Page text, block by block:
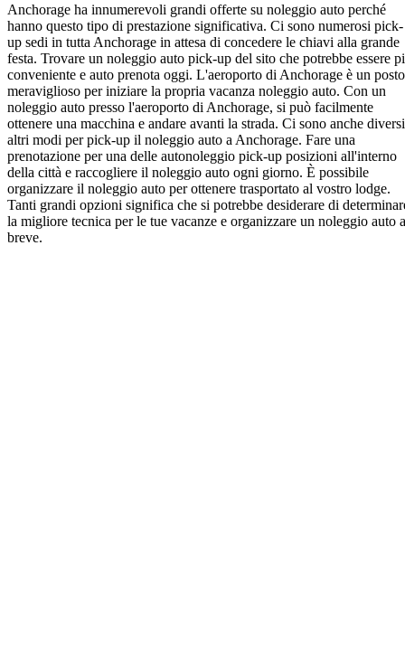
Anchorage ha innumerevoli grandi offerte su noleggio auto perché
hanno questo tipo di prestazione significativa. Ci sono numerosi pick-
up sedi in tutta Anchorage in attesa di concedere le chiavi alla grande
festa. Trovare un noleggio auto pick-up del sito che potrebbe essere
conveniente e auto prenota oggi. L'aeroporto di Anchorage è un posto
meraviglioso per iniziare la propria vacanza noleggio auto. Con un
noleggio auto presso l'aeroporto di Anchorage, si può facilmente
ottenere una macchina e andare avanti la strada. Ci sono anche diversi
altri modi per pick-up il noleggio auto a Anchorage. Fare una
prenotazione per una delle autonoleggio pick-up posizioni all'interno
della città e raccogliere il noleggio auto ogni giorno. È possibile
organizzare il noleggio auto per ottenere trasportato al vostro lodge.
Tanti grandi opzioni significa che si potrebbe desiderare di
la migliore tecnica per le tue vacanze e organizzare un noleggio auto a
breve.